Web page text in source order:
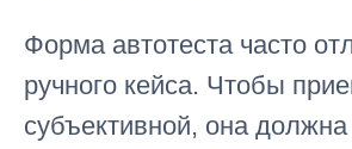
Форма автотеста часто
ручного кейса. Чтобы
субъективной, она должна